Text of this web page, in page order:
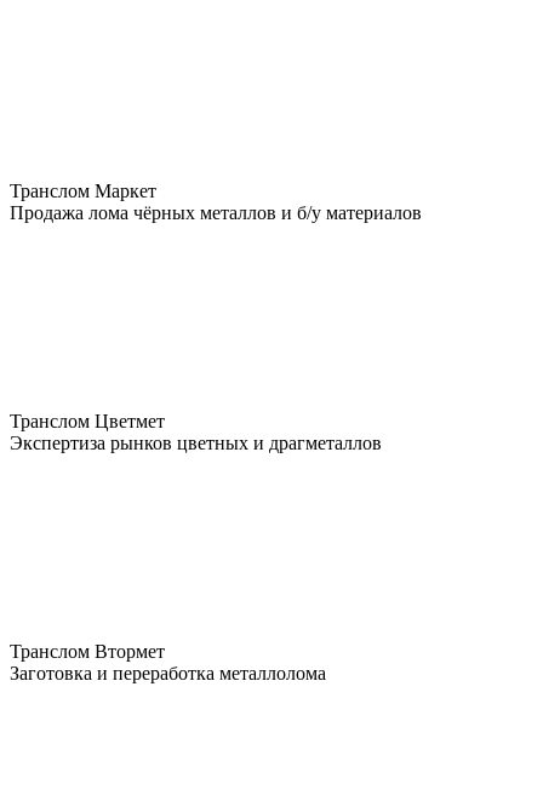
Транслом Маркет
Продажа лома чёрных металлов и б/у материалов
Транслом Цветмет
Экспертиза рынков цветных и драгметаллов
Транслом Втормет
Заготовка и переработка металлолома